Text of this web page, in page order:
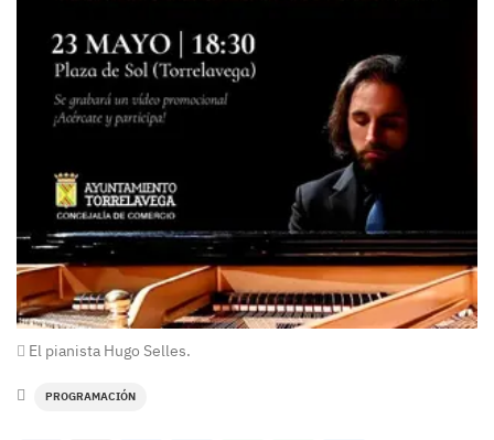
El pianista Hugo Selles.
PROGRAMACIÓN